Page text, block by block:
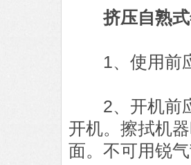
挤压自熟
1、使用前应
2、开机前应
开机。擦拭机
面。不可用锐